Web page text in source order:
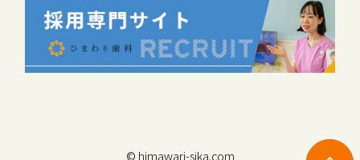
© himawari-sika.com